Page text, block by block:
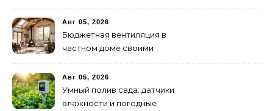
Авг 05, 2026
Бюджетная вентиляция в
частном доме своими
Авг 05, 2026
Умный полив сада: датчики
влажности и погодные